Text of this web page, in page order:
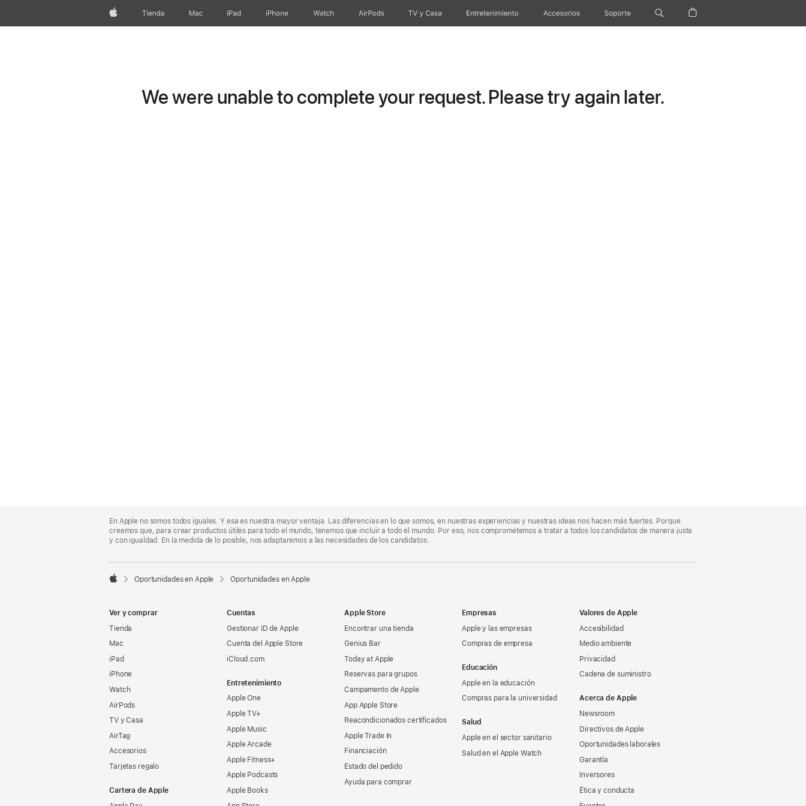
AppleTienda Mac iPad iPhone Watch AirPods TV y Casa Entretenimiento Accesorios Soporte
We were unable to complete your request. Please try again later.
Footer
En Apple no somos todos iguales. Y esa es nuestra mayor ventaja. Las diferencias en lo que somos, en nuestras experiencias y nuestras ideas nos hacen más fuertes. Porque
creemos que, para crear productos útiles para todo el mundo, tenemos que incluir a todo el mundo. Por eso, nos comprometemos a tratar a todos los candidatos de manera justa
y con igualdad. En la medida de lo posible, nos adaptaremos a las necesidades de los candidatos.

Oportunidades en Apple Oportunidades en Apple
Ver y comprar
Tienda
Mac
iPad
iPhone
Watch
AirPods
TV y Casa
AirTag
Accesorios
Tarjetas regalo
Cartera de Apple
Cuentas
Gestionar ID de Apple
Cuenta del Apple Store
iCloud.com
Entretenimiento
Apple One
Apple TV+
Apple Music
Apple Arcade
Apple Fitness+
Apple Podcasts
Apple Books
Apple Store
Encontrar una tienda
Genius Bar
Today at Apple
Reservas para grupos
Campamento de Apple
App Apple Store
Reacondicionados certificados
Apple Trade In
Financiación
Estado del pedido
Ayuda para comprar
Empresas
Apple y las empresas
Compras de empresa
Educación
Apple en la educación
Compras para la universidad
Salud
Apple en el sector sanitario
Salud en el Apple Watch
Valores de Apple
Accesibilidad
Medio ambiente
Privacidad
Cadena de suministro
Acerca de Apple
Newsroom
Directivos de Apple
Oportunidades laborales
Garantía
Inversores
Ética y conducta